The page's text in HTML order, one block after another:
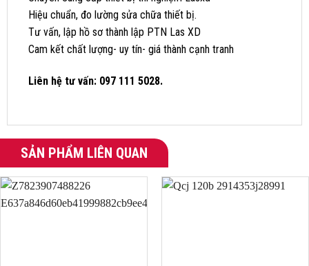
Hiệu chuẩn, đo lường sửa chữa thiết bị.
Tư vấn, lập hồ sơ thành lập PTN Las XD
Cam kết chất lượng- uy tín- giá thành cạnh tranh
Liên hệ tư vấn: 097 111 5028.
SẢN PHẨM LIÊN QUAN